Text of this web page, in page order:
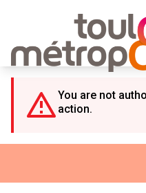
You are not
action.